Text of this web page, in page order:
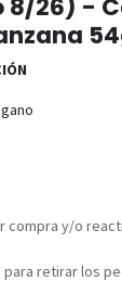
compra y/o
retirar los